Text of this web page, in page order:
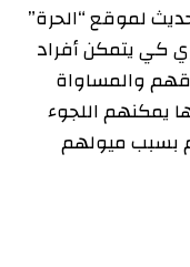
لموقع “الحرة”
كي يتمكن أفراد
والمساواة
يمكنهم اللجوء
بسبب ميولهم